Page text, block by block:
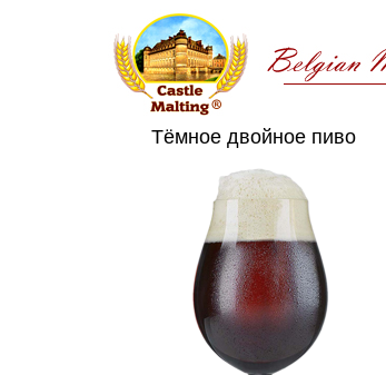
Тёмное двойное пиво